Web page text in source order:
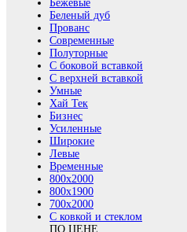
Бежевые
Беленый дуб
Прованс
Современные
Полуторные
С боковой вставкой
С верхней вставкой
Умные
Хай Тек
Бизнес
Усиленные
Широкие
Левые
Временные
800х2000
800x1900
700x2000
С ковкой и стеклом
ПО ЦЕНЕ